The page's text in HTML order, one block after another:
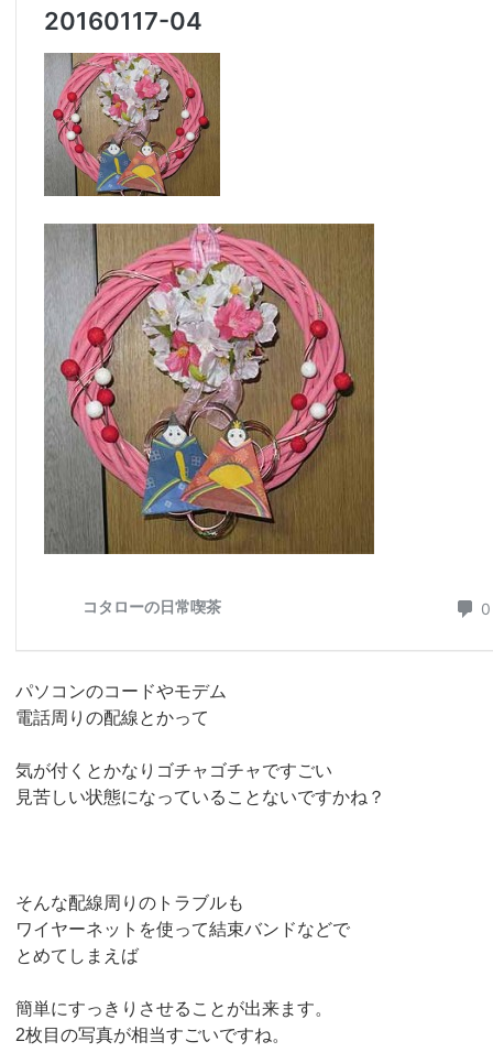
パソコンのコードやモデム
電話周りの配線とかって
気が付くとかなりゴチャゴチャですごい
見苦しい状態になっていることないですかね？
そんな配線周りのトラブルも
ワイヤーネットを使って結束バンドなどで
とめてしまえば
簡単にすっきりさせることが出来ます。
2枚目の写真が相当すごいですね。